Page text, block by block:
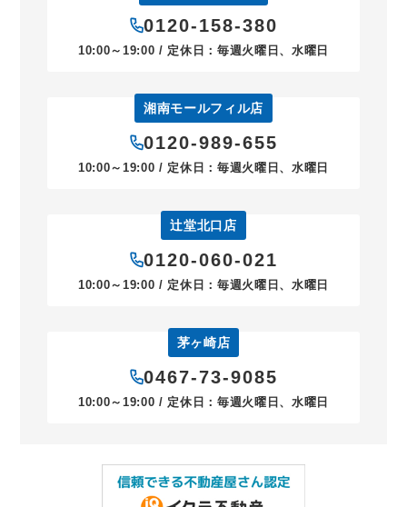
0120-158-380
10:00～19:00 / 定休日：毎週火曜日、水曜日
湘南モールフィル店
0120-989-655
10:00～19:00 / 定休日：毎週火曜日、水曜日
辻堂北口店
0120-060-021
10:00～19:00 / 定休日：毎週火曜日、水曜日
茅ヶ崎店
0467-73-9085
10:00～19:00 / 定休日：毎週火曜日、水曜日